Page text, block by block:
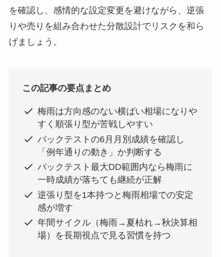
を確認し、感情的な設定変更を避けながら、逆張
りや売りを組み合わせた分散設計でリスクを和ら
げましょう。
この記事の要点まとめ
梅雨は方向感のない横ばい相場になりや
すく順張り型が苦戦しやすい
バックテストの6月月別成績を確認し
「例年通りの動き」か判断する
バックテスト最大DD範囲内なら梅雨に
一時成績が落ちても継続が正解
逆張り型を1本持つと梅雨相場での安定
感が増す
年間サイクル（梅雨→夏枯れ→秋決算相
場）を長期視点で見る習慣を持つ